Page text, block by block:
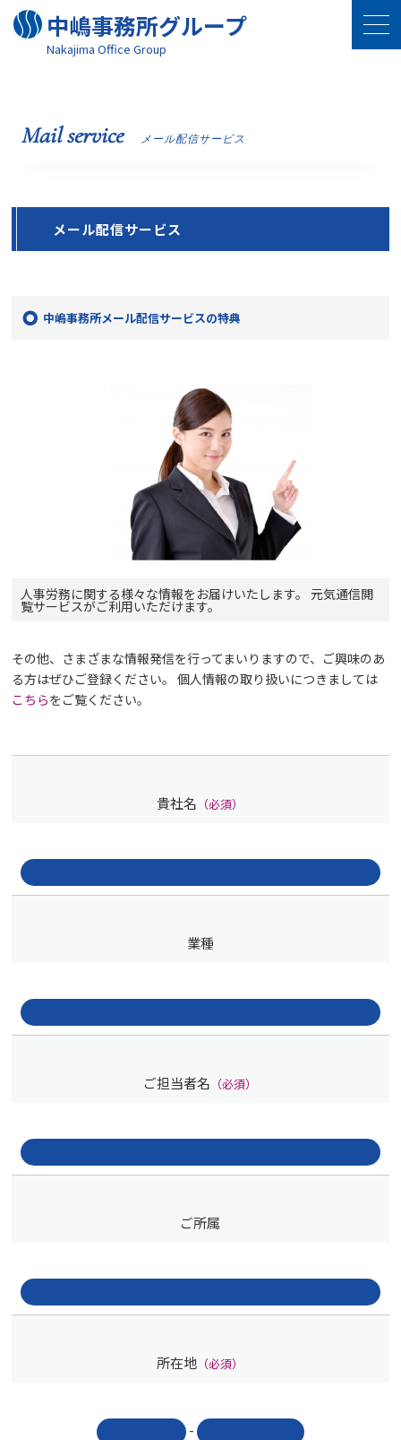
中嶋事務所グループ
Nakajima Oﬃce Group
Mail service メール配信サービス
メール配信サービス
中嶋事務所メール配信サービスの特典
人事労務に関する様々な情報をお届けいたします。 元気通信閲
覧サービスがご利用いただけます。
その他、さまざまな情報発信を行ってまいりますので、ご興味のあ
る方はぜひご登録ください。 個人情報の取り扱いにつきましては
こちらをご覧ください。
貴社名 （必須）
業種
ご担当者名 （必須）
ご所属
所在地 （必須）
-